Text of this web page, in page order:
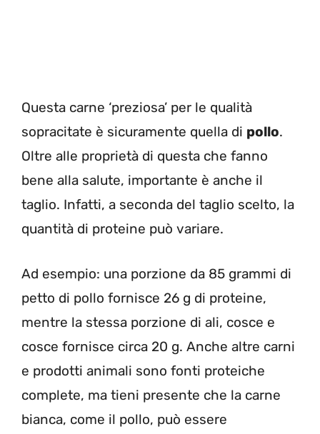
Questa carne ‘preziosa’ per le qualità
sopracitate è sicuramente quella di pollo.
Oltre alle proprietà di questa che fanno
bene alla salute, importante è anche il
taglio. Infatti, a seconda del taglio scelto, la
quantità di proteine può variare.
Ad esempio: una porzione da 85 grammi di
petto di pollo fornisce 26 g di proteine,
mentre la stessa porzione di ali, cosce e
cosce fornisce circa 20 g. Anche altre carni
e prodotti animali sono fonti proteiche
complete, ma tieni presente che la carne
bianca, come il pollo, può essere